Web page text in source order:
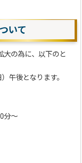
いて
の為に、以下のと
午後となります。
分～